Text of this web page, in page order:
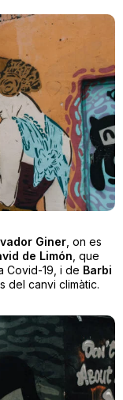
Giner, on es
de Limón , que
Covid-19, i de Barbi
del canvi climàtic.